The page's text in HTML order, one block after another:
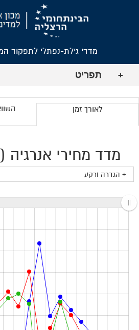
מדדי גילת-נפתלי לתפקוד
+ תפריט
לאורך זמן
מדד מחירי אנרגיה (2000–2017)
+ הגדרה ורקע